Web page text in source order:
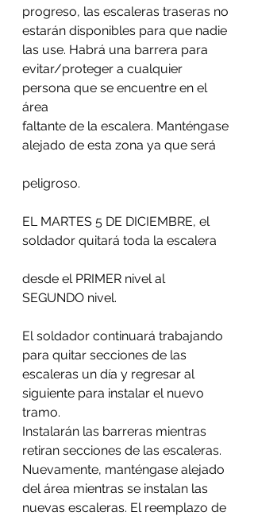
progreso, las escaleras traseras no
estarán disponibles para que nadie
las use. Habrá una barrera para
evitar/proteger a cualquier
persona que se encuentre en el
área
faltante de la escalera. Manténgase
alejado de esta zona ya que será
peligroso.
EL MARTES 5 DE DICIEMBRE, el
soldador quitará toda la escalera
desde el PRIMER nivel al
SEGUNDO nivel.
El soldador continuará trabajando
para quitar secciones de las
escaleras un día y regresar al
siguiente para instalar el nuevo
tramo.
Instalarán las barreras mientras
retiran secciones de las escaleras.
Nuevamente, manténgase alejado
del área mientras se instalan las
nuevas escaleras. El reemplazo de